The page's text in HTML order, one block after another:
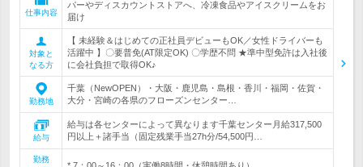
仕事内容
パーやディスカウントストアへ、冷凍食品やアイスクリームをお
届け
対象と
なる方
【 未経験＆はじめての正社員デビューもOK／女性ドライバーも
活躍中 】〇要普免(AT限定OK) 〇学歴不問 ★準中型免許は入社後
に会社負担で取得OK♪
勤務地
千葉（NewOPEN）・大阪・鹿児島・島根・香川・福岡・佐賀・
大分・宮崎の各県のフローズンセンター…
給与
給与は各センターによって異なります千葉センター月給317,500
円以上＋諸手当（固定残業手当27h分/54,500円…
勤務
* 7：00～16：00（実働8時間・休憩時間あり）